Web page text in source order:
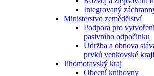
Integrovaný
Ministerstvo zemědělství
Podpora pro
pasivního odpočinku
Údržba a obnova
prvků venkovské
Jihomoravský kraj
Obecní knihovny